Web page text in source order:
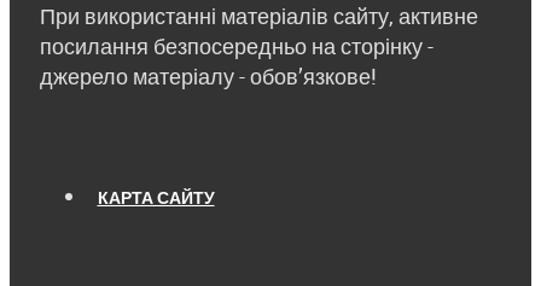
При використанні матеріалів сайту, активне
посилання безпосередньо на сторінку -
джерело матеріалу - обов’язкове!
КАРТА САЙТУ